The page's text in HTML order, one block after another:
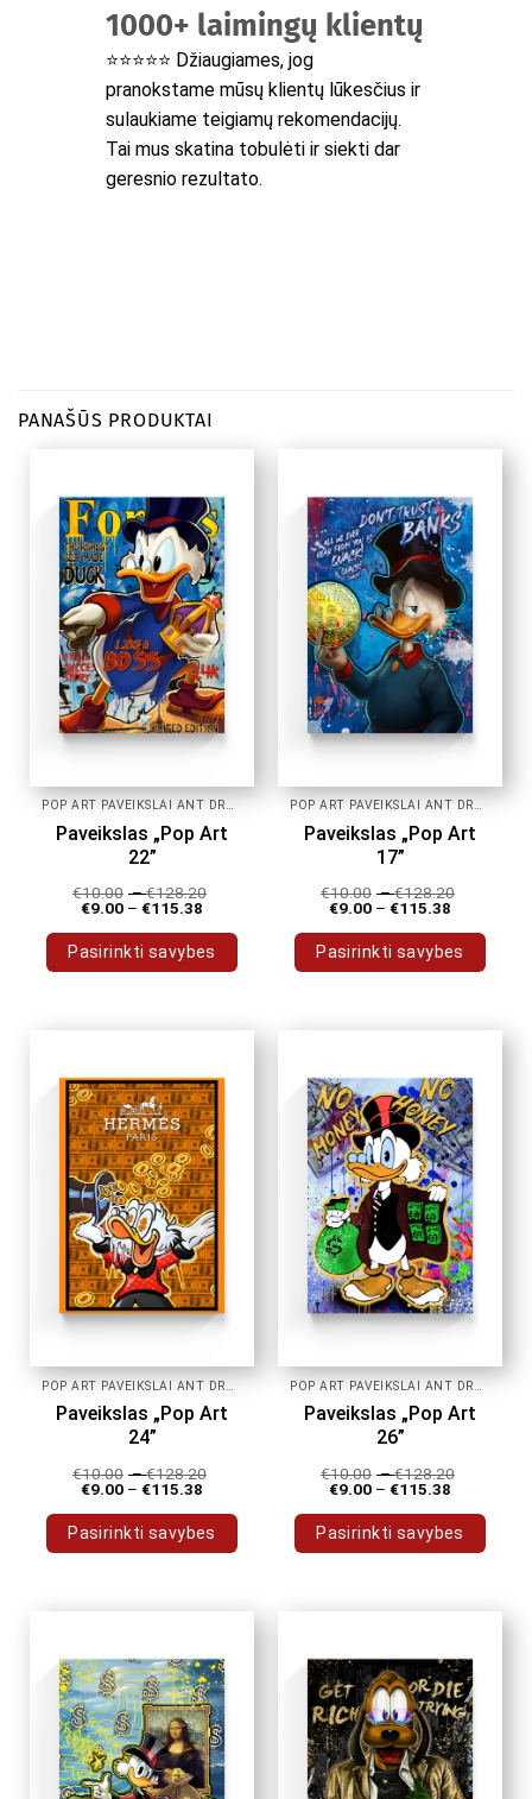
1000+ laimingų klientų
⭐⭐⭐⭐⭐ Džiaugiames, jog
pranokstame mūsų klientų lūkesčius ir
sulaukiame teigiamų rekomendacijų.
Tai mus skatina tobulėti ir siekti dar
geresnio rezultato.
PANAŠŪS PRODUKTAI
Paveikslas „Pop Art
22”
€10.00 –€128.20
€9.00 – €115.38
Pasirinkti savybes
variants.
The
options
may
be
chosen
on
the
product
page
Paveikslas „Pop Art
17”
€10.00 –€128.20
€9.00 – €115.38
Pasirinkti savybes
variants.
The
options
may
be
chosen
on
the
product
page
Paveikslas „Pop Art
24”
€10.00 –€128.20
€9.00 – €115.38
Pasirinkti savybes
variants.
The
options
may
be
chosen
Paveikslas „Pop Art
26”
€10.00 –€128.20
€9.00 – €115.38
Pasirinkti savybes
variants.
The
options
may
be
chosen